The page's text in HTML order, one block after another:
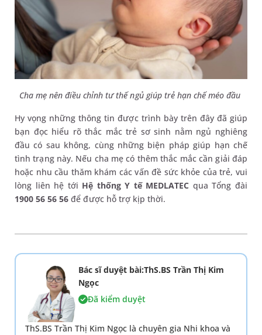
Cha mẹ nên điều chỉnh tư thế ngủ giúp trẻ hạn chế méo đầu
Hy vọng những thông tin được trình bày trên đây đã giúp
bạn đọc hiểu rõ thắc mắc trẻ sơ sinh nằm ngủ nghiêng
đầu có sau không, cùng những biện pháp giúp hạn chế
tình trạng này. Nếu cha mẹ có thêm thắc mắc cần giải đáp
hoặc nhu cầu thăm khám các vấn đề sức khỏe của trẻ, vui
lòng liên hệ tới Hệ thống Y tế MEDLATEC qua Tổng đài
1900 56 56 56 để được hỗ trợ kịp thời.
Bác sĩ duyệt bài:ThS.BS Trần Thị Kim
Ngọc
Đã kiểm duyệt
ThS.BS Trần Thị Kim Ngọc là chuyên gia Nhi khoa và